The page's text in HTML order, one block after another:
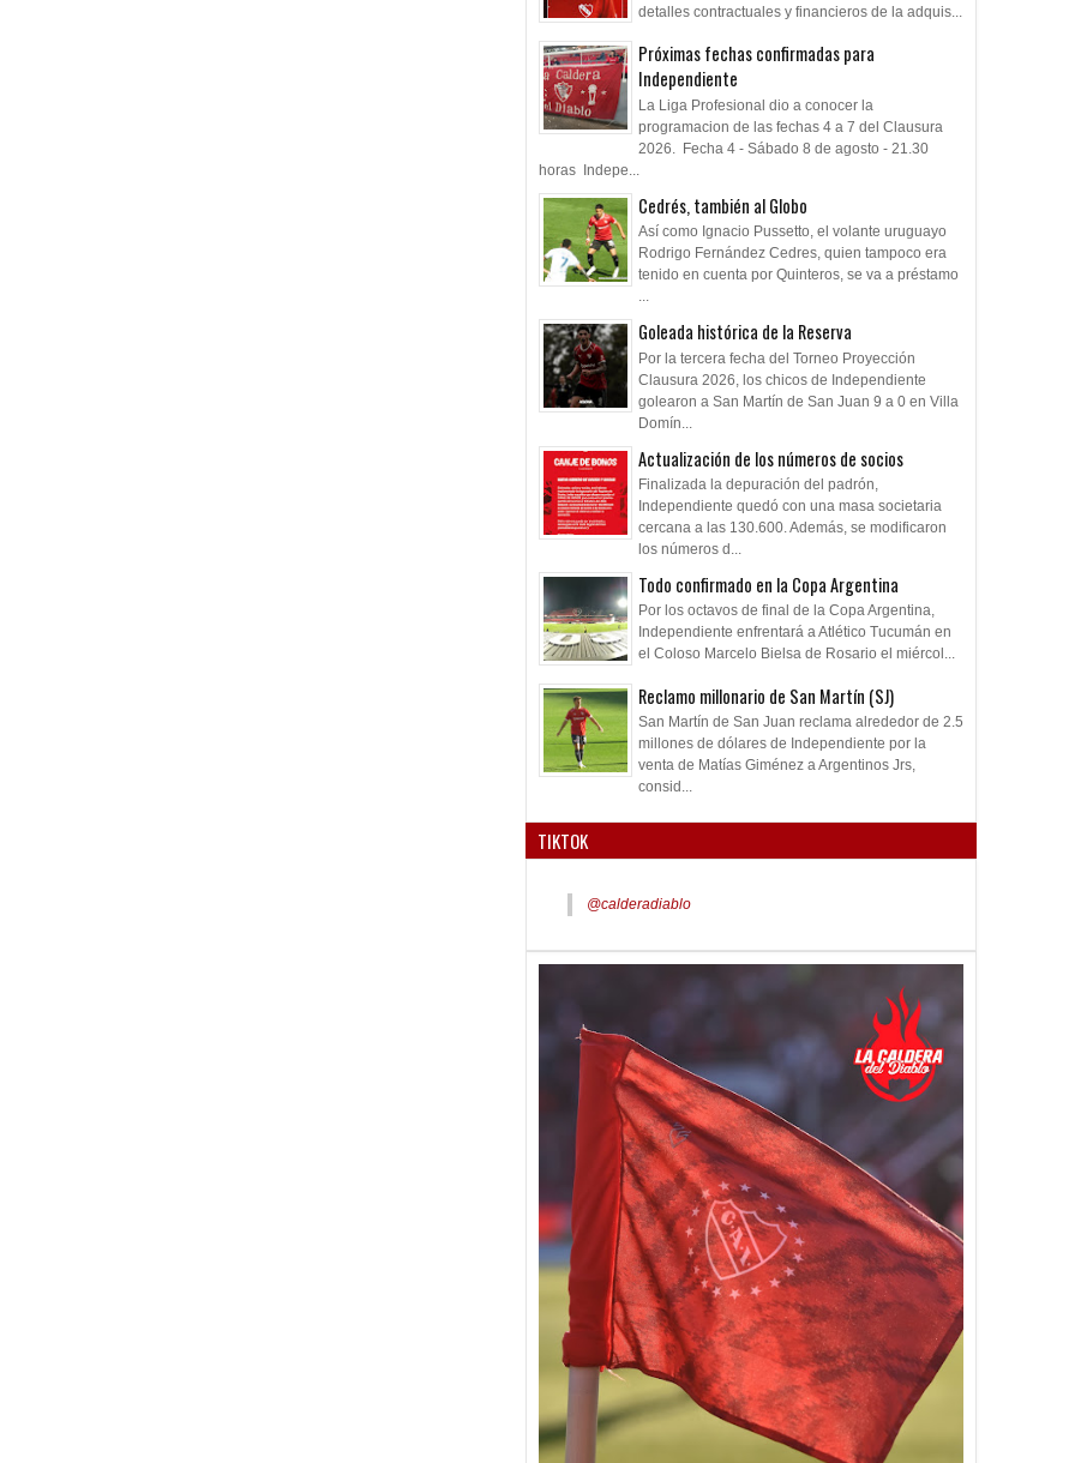
detalles contractuales y financieros de la adquis...
Próximas fechas confirmadas para
Independiente
La Liga Profesional dio a conocer la
programacion de las fechas 4 a 7 del Clausura
2026. Fecha 4 - Sábado 8 de agosto - 21.30
horas Indepe...
Cedrés, también al Globo
Así como Ignacio Pussetto, el volante uruguayo
Rodrigo Fernández Cedres, quien tampoco era
tenido en cuenta por Quinteros, se va a préstamo
...
Goleada histórica de la Reserva
Por la tercera fecha del Torneo Proyección
Clausura 2026, los chicos de Independiente
golearon a San Martín de San Juan 9 a 0 en Villa
Domín...
Actualización de los números de socios
Finalizada la depuración del padrón,
Independiente quedó con una masa societaria
cercana a las 130.600. Además, se modificaron
los números d...
Todo confirmado en la Copa Argentina
Por los octavos de final de la Copa Argentina,
Independiente enfrentará a Atlético Tucumán en
el Coloso Marcelo Bielsa de Rosario el miércol...
Reclamo millonario de San Martín (SJ)
San Martín de San Juan reclama alrededor de 2.5
millones de dólares de Independiente por la
venta de Matías Giménez a Argentinos Jrs,
consid...
TIKTOK
@calderadiablo